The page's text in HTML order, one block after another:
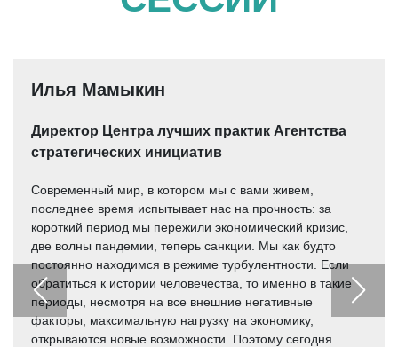
Илья Мамыкин
Директор Центра лучших практик Агентства
стратегических инициатив
Современный мир, в котором мы с вами живем,
последнее время испытывает нас на прочность: за
короткий период мы пережили экономический кризис,
две волны пандемии, теперь санкции. Мы как будто
постоянно находимся в режиме турбулентности. Если
обратиться к истории человечества, то именно в такие
периоды, несмотря на все внешние негативные
факторы, максимальную нагрузку на экономику,
открываются новые возможности. Поэтому сегодня